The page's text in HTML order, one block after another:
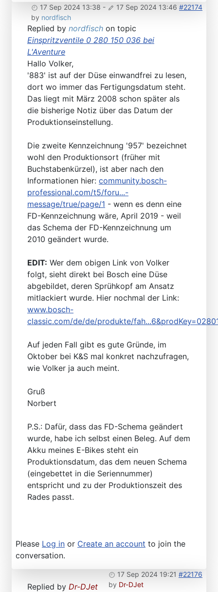
17 Sep 2024 13:38 - 17 Sep 2024 13:46 #22174
by nordfisch
Replied by nordfisch on topic
Einspritzventile 0 280 150 036 bei
L'Aventure
Hallo Volker,
'883' ist auf der Düse einwandfrei zu lesen,
dort wo immer das Fertigungsdatum steht.
Das liegt mit März 2008 schon später als
die bisherige Notiz über das Datum der
Produktionseinstellung.
Die zweite Kennzeichnung '957' bezeichnet
wohl den Produktionsort (früher mit
Buchstabenkürzel), ist aber nach den
Informationen hier: community.bosch-
professional.com/t5/foru...-
message/true/page/1 - wenn es denn eine
FD-Kennzeichnung wäre, April 2019 - weil
das Schema der FD-Kennzeichnung um
2010 geändert wurde.
EDIT: Wer dem obigen Link von Volker
folgt, sieht direkt bei Bosch eine Düse
abgebildet, deren Sprühkopf am Ansatz
mitlackiert wurde. Hier nochmal der Link:
www.bosch-
classic.com/de/de/produkte/
Auf jeden Fall gibt es gute Gründe, im
Oktober bei K&S mal konkret nachzufragen,
wie Volker ja auch meint.
Gruß
Norbert
P.S.: Dafür, dass das FD-Schema geändert
wurde, habe ich selbst einen Beleg. Auf dem
Akku meines E-Bikes steht ein
Produktionsdatum, das dem neuen Schema
(eingebettet in die Seriennummer)
entspricht und zu der Produktionszeit des
Rades passt.
Please Log in or Create an account to join the
conversation.
17 Sep 2024 19:21 #22176
by Dr-DJet
Replied by Dr-DJet